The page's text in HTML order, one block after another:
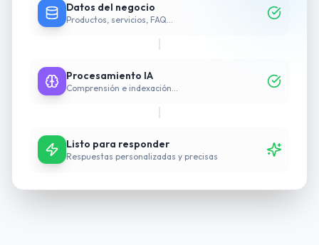
Datos del negocio
Productos, servicios, FAQ...
Procesamiento IA
Comprensión e indexación...
Listo para responder
Respuestas personalizadas y precisas